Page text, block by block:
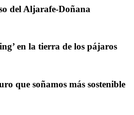
del Aljarafe-Doñana
en la tierra de los pájaros
que soñamos más sostenible